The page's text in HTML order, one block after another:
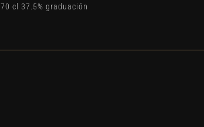
70 cl 37.5% graduación